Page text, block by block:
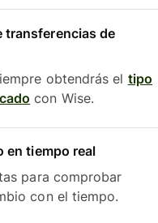
transferencias de
obtendrás el tipo
con Wise.
en tiempo real
para comprobar
con el tiempo.